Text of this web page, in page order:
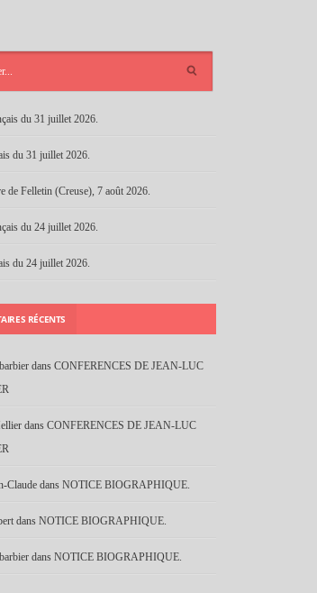
du 31 juillet 2026.
du 31 juillet 2026.
de Felletin (Creuse), 7 août 2026.
du 24 juillet 2026.
du 24 juillet 2026.
RÉCENTS
dans CONFERENCES DE JEAN-LUC
dans CONFERENCES DE JEAN-LUC
Claude dans NOTICE BIOGRAPHIQUE.
dans NOTICE BIOGRAPHIQUE.
dans NOTICE BIOGRAPHIQUE.